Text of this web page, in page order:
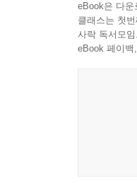
eBook은 다
클래스는 첫
사락 독서모
eBook 페이